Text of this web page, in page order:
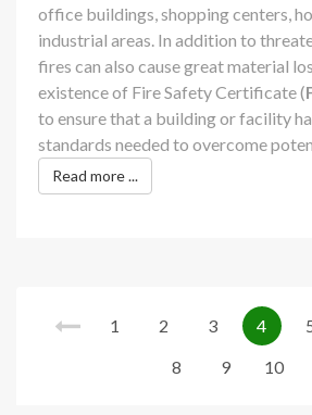
office buildings, shopping centers,
industrial areas. In addition to
fires can also cause great material
existence of Fire Safety Certificate (
to ensure that a building or facility
standards needed to overcome
Read more ...
1 2 3 4
8
9 10